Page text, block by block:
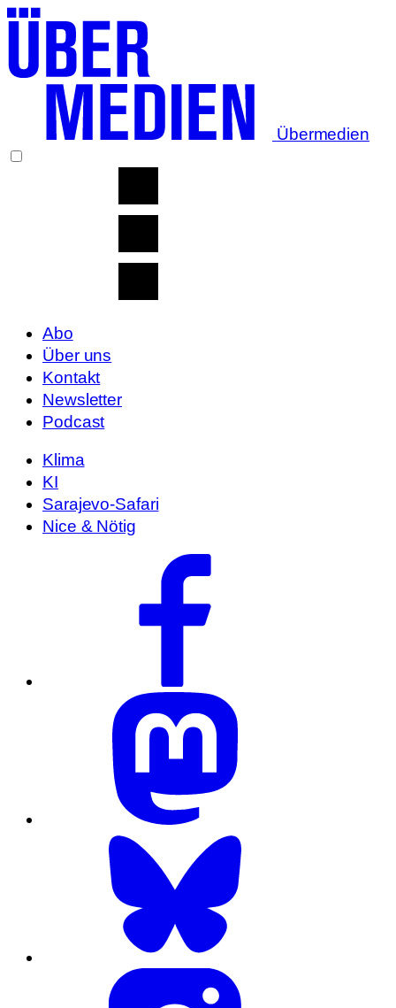
Übermedien
Abo
Über uns
Kontakt
Newsletter
Podcast
Klima
KI
Sarajevo-Safari
Nice & Nötig